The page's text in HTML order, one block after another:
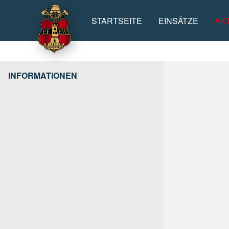
Hauptinhalt STARTSEITE EINSÄTZE
INFORMATIONEN